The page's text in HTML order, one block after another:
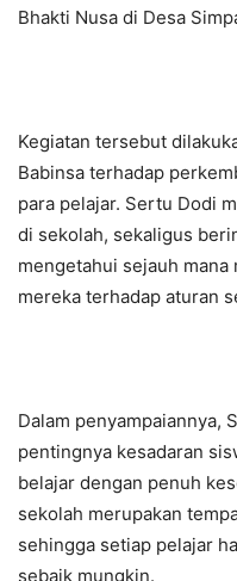
Bhakti Nusa di Desa
Kegiatan tersebut
Babinsa terhadap
para pelajar. Sertu Dodi
di sekolah, sekaligus
mengetahui sejauh
mereka terhadap aturan
Dalam penyampaiannya,
pentingnya kesadaran
belajar dengan penuh
sekolah merupakan
sehingga setiap pelajar
sebaik mungkin.